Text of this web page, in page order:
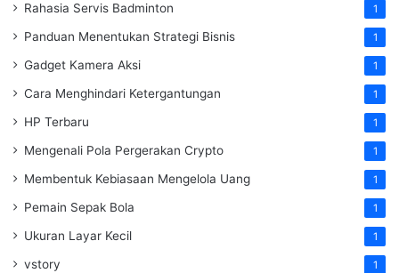
Rahasia Servis Badminton 1
Panduan Menentukan Strategi Bisnis 1
Gadget Kamera Aksi 1
Cara Menghindari Ketergantungan 1
HP Terbaru 1
Mengenali Pola Pergerakan Crypto 1
Membentuk Kebiasaan Mengelola Uang 1
Pemain Sepak Bola 1
Ukuran Layar Kecil 1
vstory 1